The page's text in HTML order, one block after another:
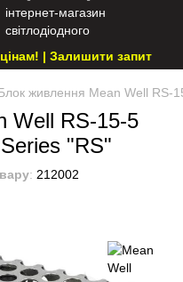
| Залишити запит
живлення Mean Well RS-
Well RS-15-5
"RS"
: 212002